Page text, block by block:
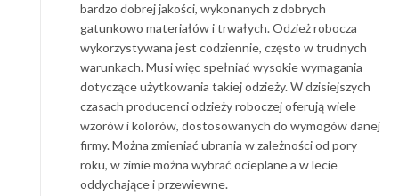
bardzo dobrej jakości, wykonanych z dobrych
gatunkowo materiałów i trwałych. Odzież robocza
wykorzystywana jest codziennie, często w trudnych
warunkach. Musi więc spełniać wysokie wymagania
dotyczące użytkowania takiej odzieży. W dzisiejszych
czasach producenci odzieży roboczej oferują wiele
wzorów i kolorów, dostosowanych do wymogów danej
firmy. Można zmieniać ubrania w zależności od pory
roku, w zimie można wybrać ocieplane a w lecie
oddychające i przewiewne.